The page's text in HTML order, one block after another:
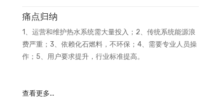
痛点归纳
1、运营和维护热水系统需大量投入；2、传统系统能源浪
费严重；3、依赖化石燃料，不环保；4、需要专业人员操
作；5、用户要求提升，行业标准提高。
查看更多...